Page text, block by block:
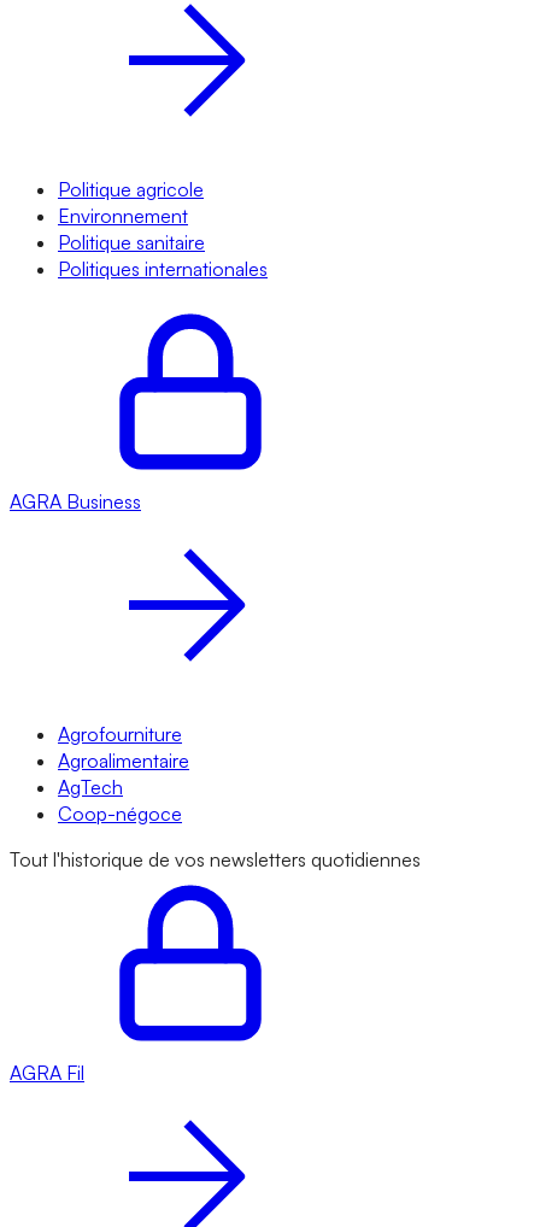
Politique agricole
Environnement
Politique sanitaire
Politiques internationales
AGRA Business
Agrofourniture
Agroalimentaire
AgTech
Coop-négoce
Tout l'historique de vos newsletters quotidiennes
AGRA Fil